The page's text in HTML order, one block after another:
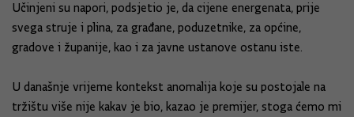
Učinjeni su napori, podsjetio je, da cijene energenata, prije
svega struje i plina, za građane, poduzetnike, za općine,
gradove i županije, kao i za javne ustanove ostanu iste.
U današnje vrijeme kontekst anomalija koje su postojale na
tržištu više nije kakav je bio, kazao je premijer, stoga ćemo mi